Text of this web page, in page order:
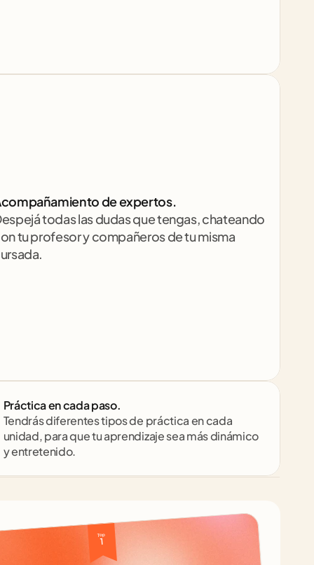
de expertos.
todas las dudas que tengas, chateando
tu profesor y compañeros de tu misma
Práctica en cada paso.
Tendrás diferentes tipos de práctica en cada
unidad, para que tu aprendizaje sea más dinámico
y entretenido.
Top
1